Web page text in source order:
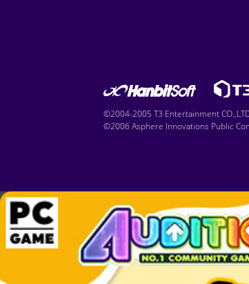
©2004-2005 T3 Entertainment
©2006 Asphere Innovations Public